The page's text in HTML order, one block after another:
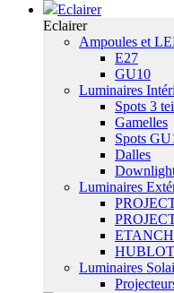
Eclairer
Eclairer
Ampoules et
E27
GU10
Luminaires
Spots 3
Gamelles
Spots
Dalles
Luminaires
Luminaires